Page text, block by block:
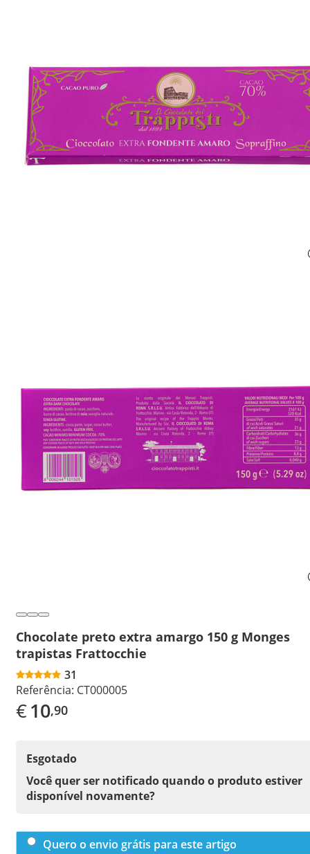
Chocolate preto extra amargo 150 g Monges
trapistas Frattocchie
31
Referência: CT000005
€10,90
Esgotado
Você quer ser notificado quando o produto estiver
disponível novamente?
Quero o envio grátis para este artigo